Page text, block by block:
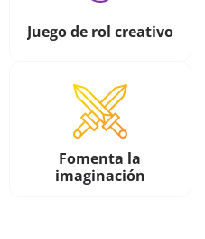
Juego de rol creativo
Fomenta la
imaginación